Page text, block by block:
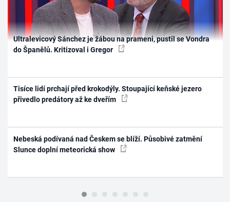
Ultralevicový Sánchez je žábou na prameni, pustil se Vondra
do Španělů. Kritizoval i Gregor
Tisíce lidí prchají před krokodýly. Stoupající keňské jezero
přivedlo predátory až ke dveřím
Nebeská podívaná nad Českem se blíží. Působivé zatmění
Slunce doplní meteorická show